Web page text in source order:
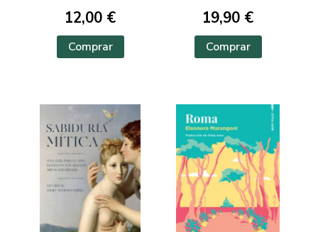
12,00 €
Comprar
19,90 €
Comprar